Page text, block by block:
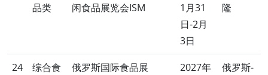
品类
闲食品展览会ISM
1月31
日-2月
3日
隆
24
综合食
俄罗斯国际食品展
2027年
俄罗斯-